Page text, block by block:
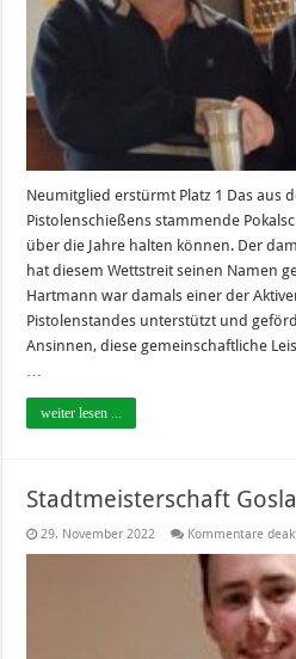
Neumitglied erstürmt Platz 1 Das aus
Pistolenschießens stammende
über die Jahre halten können. Der
hat diesem Wettstreit seinen Namen
Hartmann war damals einer der
Pistolenstandes unterstützt und
Ansinnen, diese gemeinschaftliche
weiter lesen ...
Stadtmeisterschaft
29. November 2022 Kommentare